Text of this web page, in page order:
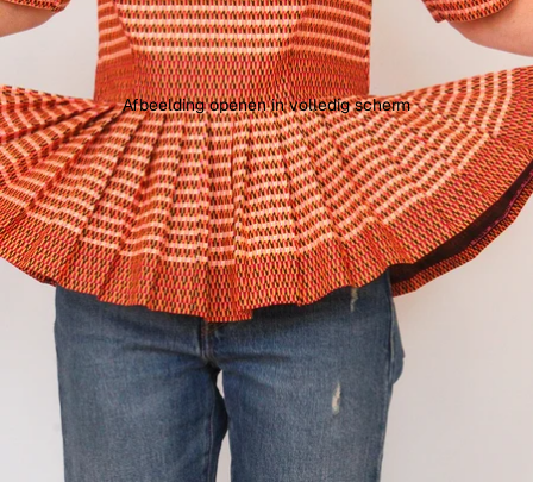
Afbeelding openen in volledig scherm